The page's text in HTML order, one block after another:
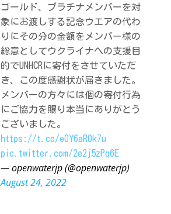
ゴールド、プラチナメンバーを対
象にお渡しする記念ウエアの代わ
りにその分の金額をメンバー様の
総意としてウクライナへの支援目
的でUNHCRに寄付をさせていただ
き、この度感謝状が届きました。
メンバーの方々には個の寄付行為
にご協力を賜り本当にありがとう
ございました。
https://t.co/eOY6aR0k7u
pic.twitter.com/2e2j5zPq6E
— openwaterjp (@openwaterjp)
August 24, 2022